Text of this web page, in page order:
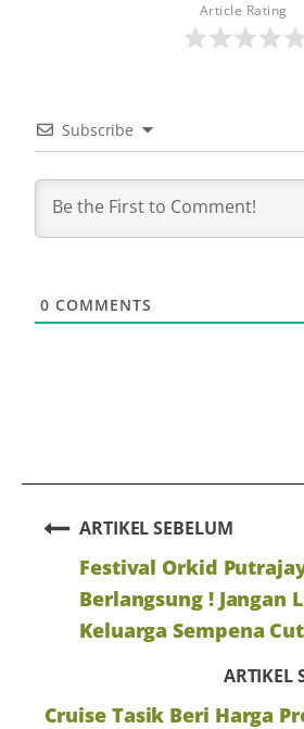
Article Rating
Subscribe
0 COMMENTS
ARTIKEL SEBELUM
Festival Orkid
Berlangsung ! Jangan
Keluarga Sempena
ARTIKEL
Cruise Tasik Beri Harga